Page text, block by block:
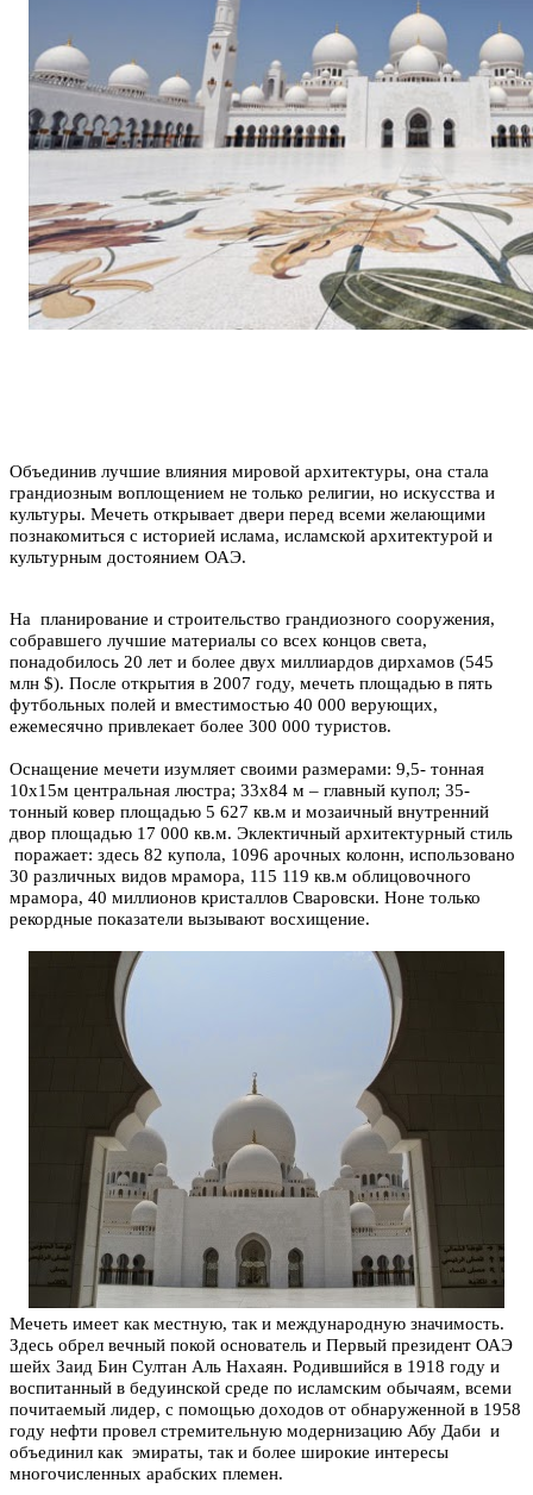
Объединив лучшие влияния мировой архитектуры, она стала
грандиозным воплощением не только религии, но искусства и
культуры. Мечеть открывает двери перед всеми желающими
познакомиться с историей ислама, исламской архитектурой и
культурным достоянием ОАЭ.
На планирование и строительство грандиозного сооружения,
собравшего лучшие материалы со всех концов света,
понадобилось 20 лет и более двух миллиардов дирхамов (545
млн $). После открытия в 2007 году, мечеть площадью в пять
футбольных полей и вместимостью 40 000 верующих,
ежемесячно привлекает более 300 000 туристов.
Оснащение мечети изумляет своими размерами: 9,5- тонная
10x15м центральная люстра; 33x84 м – главный купол; 35-
тонный ковер площадью 5 627 кв.м и мозаичный внутренний
двор площадью 17 000 кв.м. Эклектичный архитектурный стиль
поражает: здесь 82 купола, 1096 арочных колонн, использовано
30 различных видов мрамора, 115 119 кв.м облицовочного
мрамора, 40 миллионов кристаллов Сваровски. Ноне только
рекордные показатели вызывают восхищение.
Мечеть имеет как местную, так и международную значимость.
Здесь обрел вечный покой основатель и Первый президент ОАЭ
шейх Заид Бин Султан Аль Нахаян. Родившийся в 1918 году и
воспитанный в бедуинской среде по исламским обычаям, всеми
почитаемый лидер, с помощью доходов от обнаруженной в 1958
году нефти провел стремительную модернизацию Абу Даби и
объединил как эмираты, так и более широкие интересы
многочисленных арабских племен.